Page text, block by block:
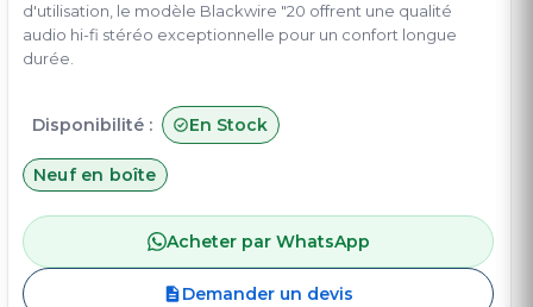
d'utilisation, le modèle Blackwire "20 offrent une qualité
audio hi-fi stéréo exceptionnelle pour un confort longue
durée.
Disponibilité : En Stock
Neuf en boîte
Acheter par WhatsApp
Demander un devis